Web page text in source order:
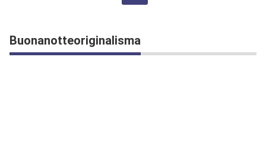
Buonanotteoriginalisma